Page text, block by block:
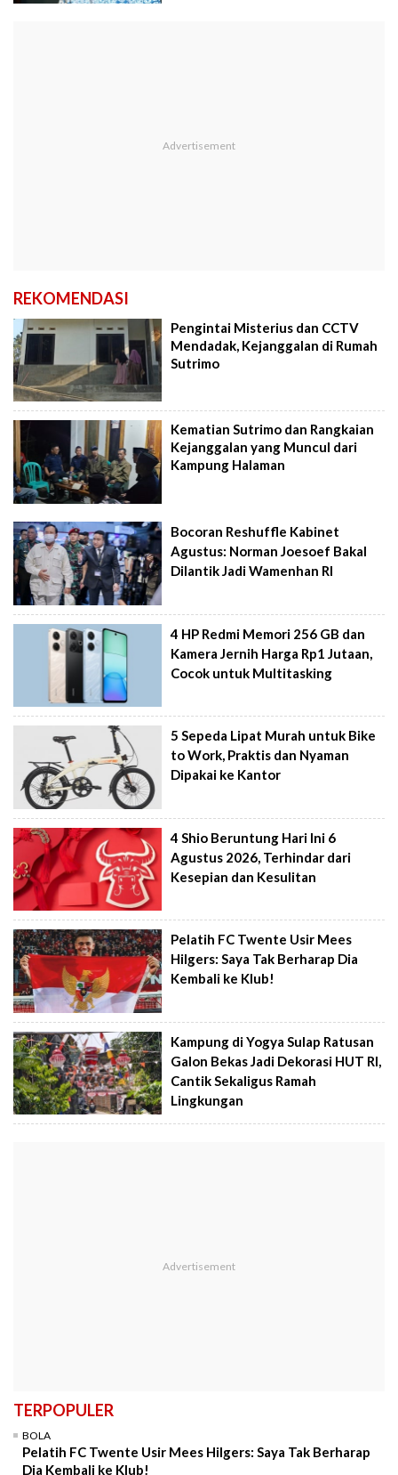
REKOMENDASI
Pengintai Misterius dan CCTV
Mendadak, Kejanggalan di Rumah
Sutrimo
Kematian Sutrimo dan Rangkaian
Kejanggalan yang Muncul dari
Kampung Halaman
Bocoran Reshuffle Kabinet
Agustus: Norman Joesoef Bakal
Dilantik Jadi Wamenhan RI
4 HP Redmi Memori 256 GB dan
Kamera Jernih Harga Rp1 Jutaan,
Cocok untuk Multitasking
5 Sepeda Lipat Murah untuk Bike
to Work, Praktis dan Nyaman
Dipakai ke Kantor
4 Shio Beruntung Hari Ini 6
Agustus 2026, Terhindar dari
Kesepian dan Kesulitan
Pelatih FC Twente Usir Mees
Hilgers: Saya Tak Berharap Dia
Kembali ke Klub!
Kampung di Yogya Sulap Ratusan
Galon Bekas Jadi Dekorasi HUT RI,
Cantik Sekaligus Ramah
Lingkungan
TERPOPULER
BOLA
Pelatih FC Twente Usir Mees Hilgers: Saya Tak Berharap
Dia Kembali ke Klub!